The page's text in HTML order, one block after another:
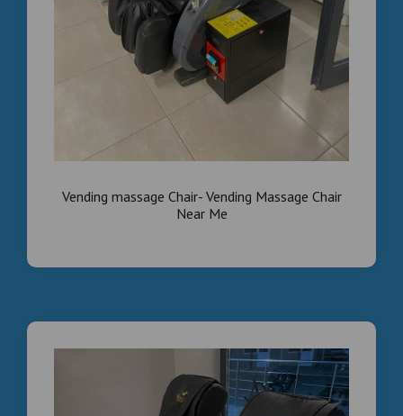
Vending massage Chair- Vending Massage Chair
Near Me